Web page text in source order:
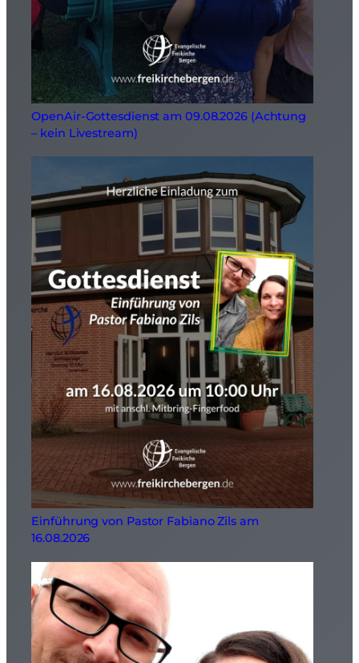
OpenAir-Gottesdienst am 09.08.2026 (Achtung
– kein Livestream)
Einführung von Pastor Fabiano Zils am
16.08.2026